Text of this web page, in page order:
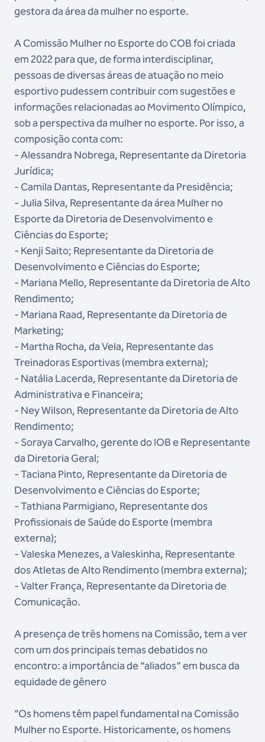
gestora da área da mulher no esporte.
A Comissão Mulher no Esporte do COB foi criada
em 2022 para que, de forma interdisciplinar,
pessoas de diversas áreas de atuação no meio
esportivo pudessem contribuir com sugestões e
informações relacionadas ao Movimento Olímpico,
sob a perspectiva da mulher no esporte. Por isso, a
composição conta com:
- Alessandra Nobrega, Representante da Diretoria
Jurídica;
- Camila Dantas, Representante da Presidência;
- Julia Silva, Representante da área Mulher no
Esporte da Diretoria de Desenvolvimento e
Ciências do Esporte;
- Kenji Saito; Representante da Diretoria de
Desenvolvimento e Ciências do Esporte;
- Mariana Mello, Representante da Diretoria de Alto
Rendimento;
- Mariana Raad, Representante da Diretoria de
Marketing;
- Martha Rocha, da Vela, Representante das
Treinadoras Esportivas (membra externa);
- Natália Lacerda, Representante da Diretoria de
Administrativa e Financeira;
- Ney Wilson, Representante da Diretoria de Alto
Rendimento;
- Soraya Carvalho, gerente do IOB e Representante
da Diretoria Geral;
- Taciana Pinto, Representante da Diretoria de
Desenvolvimento e Ciências do Esporte;
- Tathiana Parmigiano, Representante dos
Profissionais de Saúde do Esporte (membra
externa);
- Valeska Menezes, a Valeskinha, Representante
dos Atletas de Alto Rendimento (membra externa);
- Valter França, Representante da Diretoria de
Comunicação.
A presença de três homens na Comissão, tem a ver
com um dos principais temas debatidos no
encontro: a importância de “aliados” em busca da
equidade de gênero
“Os homens têm papel fundamental na Comissão
Mulher no Esporte. Historicamente, os homens